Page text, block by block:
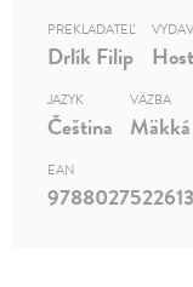
PREKLADATEĽ
Drlík Filip Host
JAZYK
Čeština
VÄZBA
EAN
9788027522613